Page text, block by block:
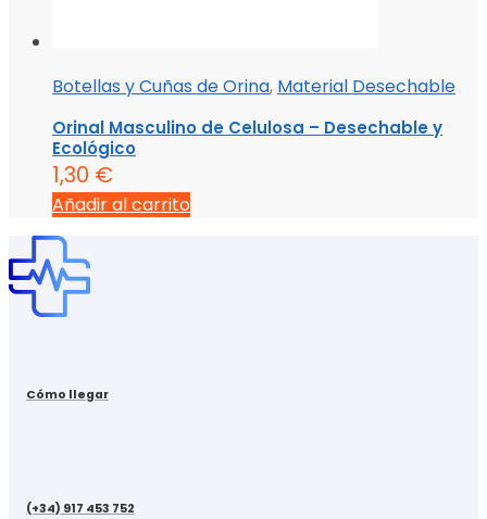
Botellas y Cuñas de Orina, Material Desechable
Orinal Masculino de Celulosa – Desechable y
Ecológico
1,30 €
Añadir al carrito
Cómo llegar
(+34) 917 453 752